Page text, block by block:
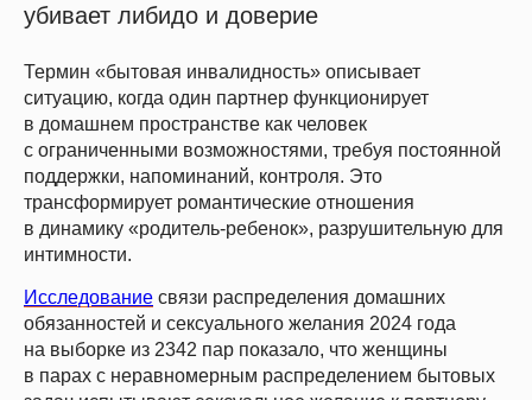
убивает либидо и доверие
Термин «бытовая инвалидность» описывает
ситуацию, когда один партнер функционирует
в домашнем пространстве как человек
с ограниченными возможностями, требуя постоянной
поддержки, напоминаний, контроля. Это
трансформирует романтические отношения
в динамику «родитель-ребенок», разрушительную для
интимности.
Исследование связи распределения домашних
обязанностей и сексуального желания 2024 года
на выборке из 2342 пар показало, что женщины
в парах с неравномерным распределением бытовых